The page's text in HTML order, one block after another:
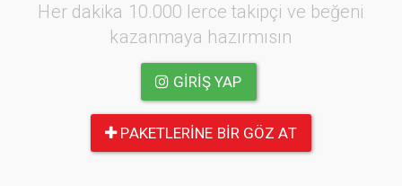
Her dakika 10.000 lerce takipçi ve beğeni
kazanmaya hazırmısın
GIRIŞ YAP
PAKETLERINE BIR GÖZ AT